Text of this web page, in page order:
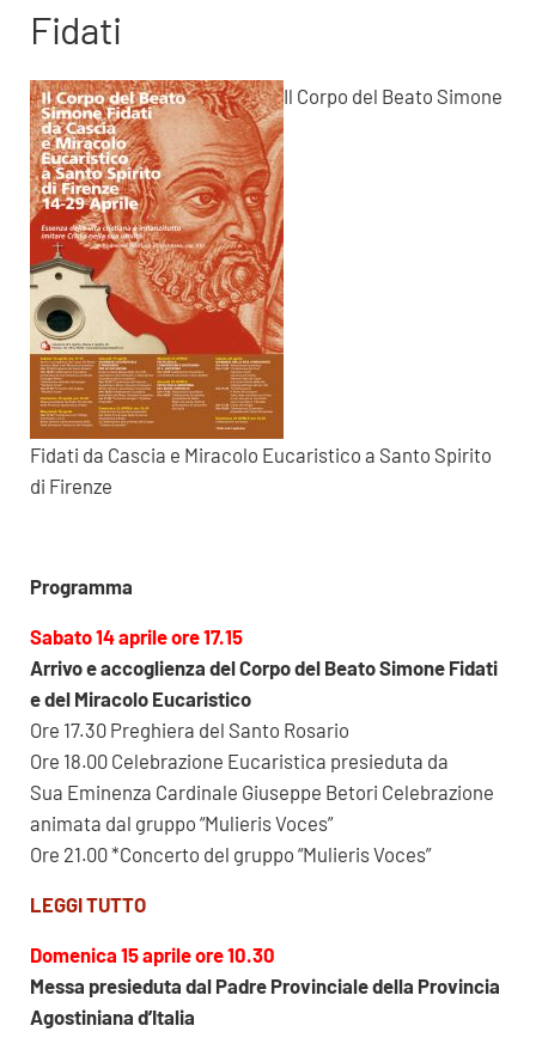
Fidati
Il Corpo del Beato Simone
Fidati da Cascia e Miracolo Eucaristico a Santo Spirito
di Firenze
Programma
Sabato 14 aprile ore 17.15
Arrivo e accoglienza del Corpo del Beato Simone Fidati
e del Miracolo Eucaristico
Ore 17.30 Preghiera del Santo Rosario
Ore 18.00 Celebrazione Eucaristica presieduta da
Sua Eminenza Cardinale Giuseppe Betori Celebrazione
animata dal gruppo “Mulieris Voces”
Ore 21.00 *Concerto del gruppo “Mulieris Voces”
LEGGI TUTTO
Domenica 15 aprile ore 10.30
Messa presieduta dal Padre Provincialedella Provincia
Agostiniana d’Italia